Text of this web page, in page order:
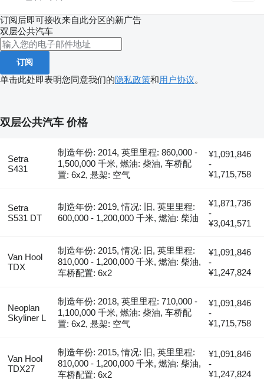
订阅后即可接收来自此分区的新广告
双层公共汽车
订阅
单击此处即表明您同意我们的隐私政策和用户协议。
双层公共汽车 价格
Setra
S431
制造年份: 2014, 英里里程: 860,000 -
1,500,000 千米, 燃油: 柴油, 车桥配
置: 6x2, 悬架: 空气
¥1,091,846
-
¥1,715,758
Setra
S531 DT
制造年份: 2019, 情况: 旧, 英里里程:
600,000 - 1,200,000 千米, 燃油: 柴油
¥1,871,736
-
¥3,041,571
Van Hool
TDX
制造年份: 2015, 情况: 旧, 英里里程:
810,000 - 1,200,000 千米, 燃油: 柴油,
车桥配置: 6x2
¥1,091,846
-
¥1,247,824
Neoplan
Skyliner L
制造年份: 2018, 英里里程: 710,000 -
1,100,000 千米, 燃油: 柴油, 车桥配
置: 6x2, 悬架: 空气
¥1,091,846
-
¥1,715,758
Van Hool
TDX27
制造年份: 2015, 情况: 旧, 英里里程:
810,000 - 1,200,000 千米, 燃油: 柴油,
车桥配置: 6x2
¥1,091,846
-
¥1,247,824